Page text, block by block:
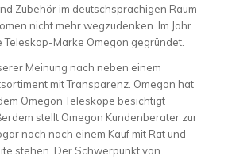
Zubehör im deutschsprachigen Raum
nicht mehr wegzudenken. Im Jahr
Marke Omegon gegründet.
Meinung nach neben einem
mit Transparenz. Omegon hat
Omegon Teleskope besichtigt
stellt Omegon Kundenberater zur
noch nach einem Kauf mit Rat und
stehen. Der Schwerpunkt von